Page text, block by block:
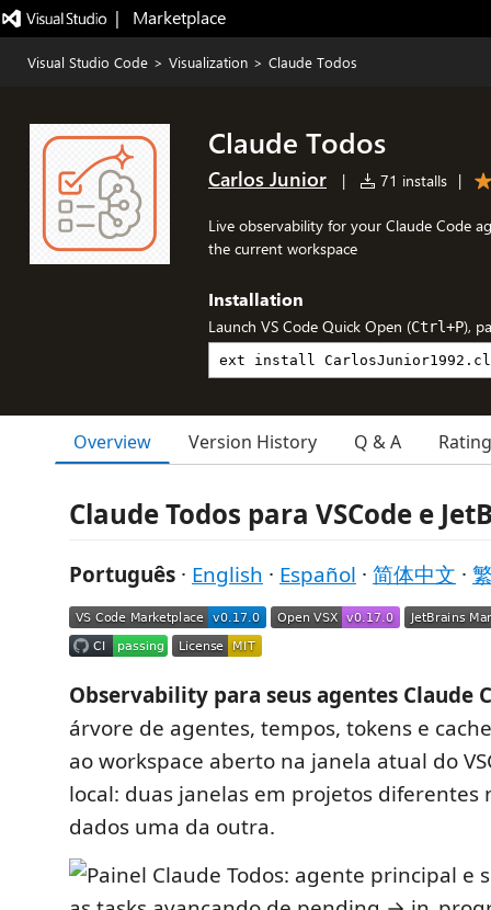
|   Marketplace
Visual Studio Code > Visualization > Claude Todos
Claude Todos
Carlos Junior | 71 installs |
Live observability for your Claude Code
the current workspace
Installation
Launch VS Code Quick Open (Ctrl+P),
Overview Version History Q & A
Claude Todos para VSCode e
Português · English · Español · 简体中文 ·
Observability para seus agentes Claude
árvore de agentes, tempos, tokens e
ao workspace aberto na janela atual do
local: duas janelas em projetos diferentes
dados uma da outra.